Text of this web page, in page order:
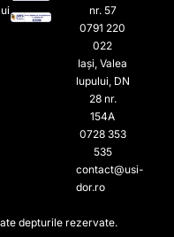
nr. 57
0791 220
022​
Iași, Valea
lupului, DN
28 nr.
154A
0728 353
535​
contact@usi-
dor.ro
depturile rezervate.